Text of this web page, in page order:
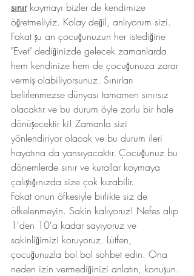
sınır koymayı bizler de kendimize
öğretmeliyiz. Kolay değil, anlıyorum sizi.
Fakat şu an çocuğunuzun her istediğine
"Evet" dediğinizde gelecek zamanlarda
hem kendinize hem de çocuğunuza zarar
vermiş olabiliyorsunuz. Sınırları
belirlenmezse dünyası tamamen sınırsız
olacaktır ve bu durum öyle zorlu bir hale
dönüşecektir ki! Zamanla sizi
yönlendiriyor olacak ve bu durum ileri
hayatına da yansıyacaktır. Çocuğunuz bu
dönemlerde sınır ve kurallar koymaya
çalıştığınızda size çok kızabilir.
Fakat onun öfkesiyle birlikte siz de
öfkelenmeyin. Sakin kalıyoruz! Nefes alıp
1'den 10'a kadar sayıyoruz ve
sakinliğimizi koruyoruz. Lütfen,
çocuğunuzla bol bol sohbet edin. Ona
neden izin vermediğinizi anlatın, konuşun.